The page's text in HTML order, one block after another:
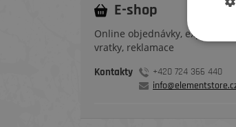
E-shop
Online objednávky, expedice,
vratky, reklamace
Kontakty
+420 724 366 440